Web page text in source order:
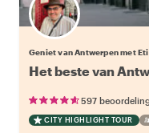
Geniet van Antwerpen met
Het beste van
597
CITY HIGHLIGHT TOUR